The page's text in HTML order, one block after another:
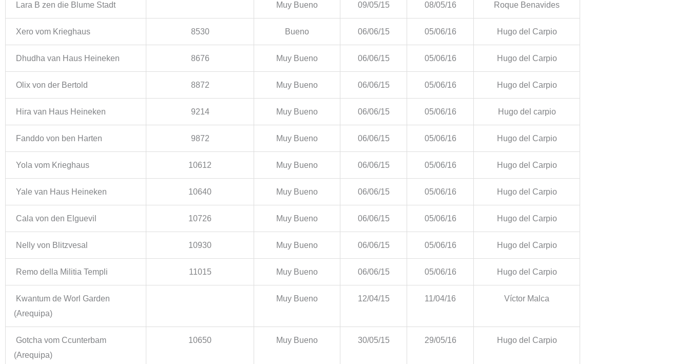
Lara B zen die Blume Stadt Muy Bueno 09/05/15 08/05/16 Roque Benavides
Xero vom Krieghaus 8530 Bueno 06/06/15 05/06/16 Hugo del Carpio
Dhudha van Haus Heineken 8676 Muy Bueno 06/06/15 05/06/16 Hugo del Carpio
Olix von der Bertold 8872 Muy Bueno 06/06/15 05/06/16 Hugo del Carpio
Hira van Haus Heineken 9214 Muy Bueno 06/06/15 05/06/16 Hugo del carpio
Fanddo von ben Harten 9872 Muy Bueno 06/06/15 05/06/16 Hugo del Carpio
Yola vom Krieghaus 10612 Muy Bueno 06/06/15 05/06/16 Hugo del Carpio
Yale van Haus Heineken 10640 Muy Bueno 06/06/15 05/06/16 Hugo del Carpio
Cala von den Elguevil 10726 Muy Bueno 06/06/15 05/06/16 Hugo del Carpio
Nelly von Blitzvesal 10930 Muy Bueno 06/06/15 05/06/16 Hugo del Carpio
Remo della Militia Templi 11015 Muy Bueno 06/06/15 05/06/16 Hugo del Carpio
Kwantum de Worl Garden
(Arequipa)
Muy Bueno 12/04/15 11/04/16 Víctor Malca
Gotcha vom Ccunterbam
(Arequipa)
10650 Muy Bueno 30/05/15 29/05/16 Hugo del Carpio